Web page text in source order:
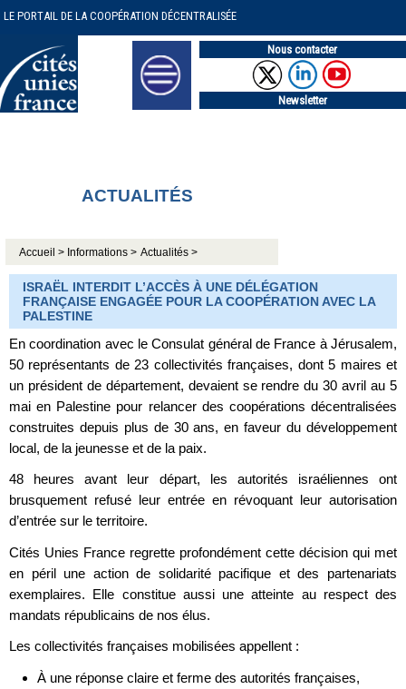
LE PORTAIL DE LA COOPÉRATION DÉCENTRALISÉE
Nous contacter
Newsletter
ACTUALITÉS
Accueil > Informations > Actualités >
ISRAËL INTERDIT L’ACCÈS À UNE DÉLÉGATION
FRANÇAISE ENGAGÉE POUR LA COOPÉRATION AVEC LA
PALESTINE
En coordination avec le Consulat général de France à Jérusalem,
50 représentants de 23 collectivités françaises, dont 5 maires et
un président de département, devaient se rendre du 30 avril au 5
mai en Palestine pour relancer des coopérations décentralisées
construites depuis plus de 30 ans, en faveur du développement
local, de la jeunesse et de la paix.
48 heures avant leur départ, les autorités israéliennes ont
brusquement refusé leur entrée en révoquant leur autorisation
d’entrée sur le territoire.
Cités Unies France regrette profondément cette décision qui met
en péril une action de solidarité pacifique et des partenariats
exemplaires. Elle constitue aussi une atteinte au respect des
mandats républicains de nos élus.
Les collectivités françaises mobilisées appellent :
À une réponse claire et ferme des autorités françaises,